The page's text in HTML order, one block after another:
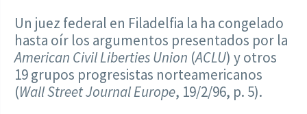
Un juez federal en Filadelfia la ha congelado
hasta oír los argumentos presentados por la
American Civil Liberties Union (ACLU) y otros
19 grupos progresistas norteamericanos
(Wall Street Journal Europe, 19/2/96, p. 5).